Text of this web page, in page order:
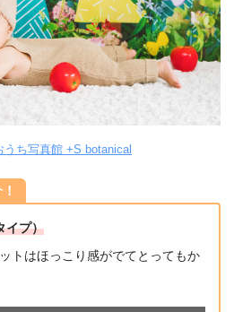
うち写真館 +S botanical
イプ）
トはほっこり感がでてとってもか